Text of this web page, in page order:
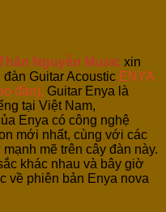
Nguyễn Music xin
Guitar Acoustic ENYA
đàn), Guitar Enya là
tại Việt Nam,
Enya có công nghệ
mới nhất, cùng với các
mẽ trên cây đàn này.
khác nhau và bây giờ
về phiên bản Enya nova